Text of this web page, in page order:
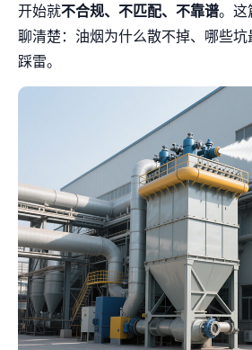
开始就不合规、不匹配、不靠谱。这
聊清楚：油烟为什么散不掉、哪些
踩雷。